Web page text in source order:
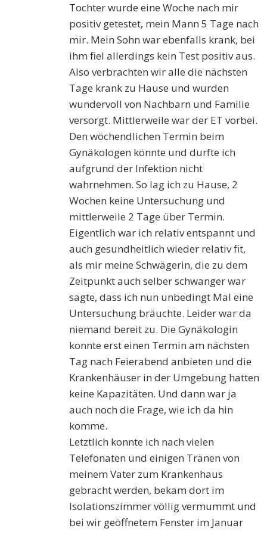
Tochter wurde eine Woche nach mir
positiv getestet, mein Mann 5 Tage nach
mir. Mein Sohn war ebenfalls krank, bei
ihm fiel allerdings kein Test positiv aus.
Also verbrachten wir alle die nächsten
Tage krank zu Hause und wurden
wundervoll von Nachbarn und Familie
versorgt. Mittlerweile war der ET vorbei.
Den wöchendlichen Termin beim
Gynäkologen könnte und durfte ich
aufgrund der Infektion nicht
wahrnehmen. So lag ich zu Hause, 2
Wochen keine Untersuchung und
mittlerweile 2 Tage über Termin.
Eigentlich war ich relativ entspannt und
auch gesundheitlich wieder relativ fit,
als mir meine Schwägerin, die zu dem
Zeitpunkt auch selber schwanger war
sagte, dass ich nun unbedingt Mal eine
Untersuchung bräuchte. Leider war da
niemand bereit zu. Die Gynäkologin
konnte erst einen Termin am nächsten
Tag nach Feierabend anbieten und die
Krankenhäuser in der Umgebung hatten
keine Kapazitäten. Und dann war ja
auch noch die Frage, wie ich da hin
komme.
Letztlich konnte ich nach vielen
Telefonaten und einigen Tränen von
meinem Vater zum Krankenhaus
gebracht werden, bekam dort im
Isolationszimmer völlig vermummt und
bei wir geöffnetem Fenster im Januar